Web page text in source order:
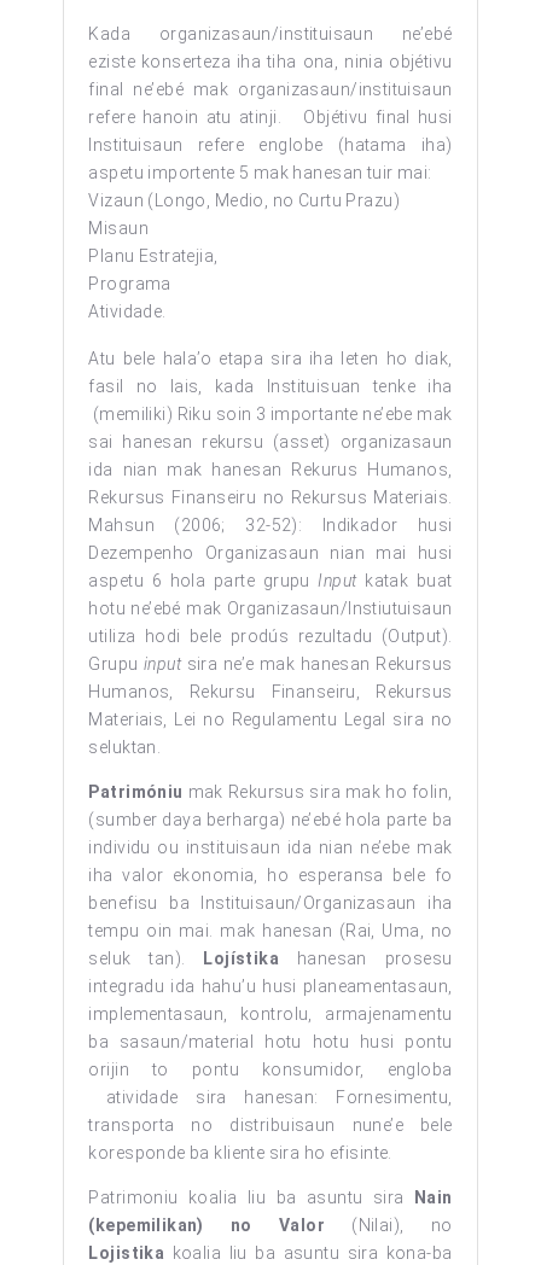
Kada organizasaun/instituisaun ne’ebé
eziste konserteza iha tiha ona, ninia objétivu
final ne’ebé mak organizasaun/instituisaun
refere hanoin atu atinji. Objétivu final husi
Instituisaun refere englobe (hatama iha)
aspetu importente 5 mak hanesan tuir mai:
Vizaun (Longo, Medio, no Curtu Prazu)
Misaun
Planu Estratejia,
Programa
Atividade.
Atu bele hala’o etapa sira iha leten ho diak,
fasil no lais, kada Instituisuan tenke iha
(memiliki) Riku soin 3 importante ne’ebe mak
sai hanesan rekursu (asset) organizasaun
ida nian mak hanesan Rekurus Humanos,
Rekursus Finanseiru no Rekursus Materiais.
Mahsun (2006; 32-52): Indikador husi
Dezempenho Organizasaun nian mai husi
aspetu 6 hola parte grupu Inputkatak buat
hotu ne’ebé mak Organizasaun/Instiutuisaun
utiliza hodi bele prodús rezultadu (Output).
Grupuinputsira ne’e mak hanesan Rekursus
Humanos, Rekursu Finanseiru, Rekursus
Materiais, Lei no Regulamentu Legal sira no
seluktan.
Patrimóniu mak Rekursus sira mak ho folin,
(sumber daya berharga) ne’ebé hola parte ba
individu ou instituisaun ida nian ne’ebe mak
iha valor ekonomia, ho esperansa bele fo
benefisu ba Instituisaun/Organizasaun iha
tempu oin mai. mak hanesan (Rai, Uma, no
seluk tan). Lojístika hanesan prosesu
integradu ida hahu’u husi planeamentasaun,
implementasaun, kontrolu, armajenamentu
ba sasaun/material hotu hotu husi pontu
orijin to pontu konsumidor, engloba
atividade sira hanesan: Fornesimentu,
transporta no distribuisaun nune’e bele
koresponde ba kliente sira ho efisinte.
Patrimoniu koalia liu ba asuntu sira Nain
(kepemilikan) no Valor (Nilai), no
Lojistika koalia liu ba asuntu sira kona-ba